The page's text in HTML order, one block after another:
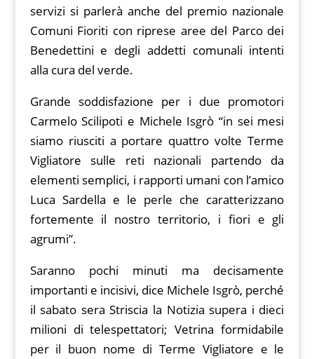
servizi si parlerà anche del premio nazionale
Comuni Fioriti con riprese aree del Parco dei
Benedettini e degli addetti comunali intenti
alla cura del verde.
Grande soddisfazione per i due promotori
Carmelo Scilipoti e Michele Isgrò “in sei mesi
siamo riusciti a portare quattro volte Terme
Vigliatore sulle reti nazionali partendo da
elementi semplici, i rapporti umani con l’amico
Luca Sardella e le perle che caratterizzano
fortemente il nostro territorio, i fiori e gli
agrumi”.
Saranno pochi minuti ma decisamente
importanti e incisivi, dice Michele Isgrò, perché
il sabato sera Striscia la Notizia supera i dieci
milioni di telespettatori; Vetrina formidabile
per il buon nome di Terme Vigliatore e le